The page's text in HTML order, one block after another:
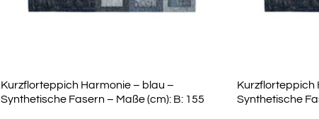
Kurzflorteppich Harmonie – blau –
Synthetische Fasern – Maße (cm): B: 155
Kurzflorteppich
Synthetische